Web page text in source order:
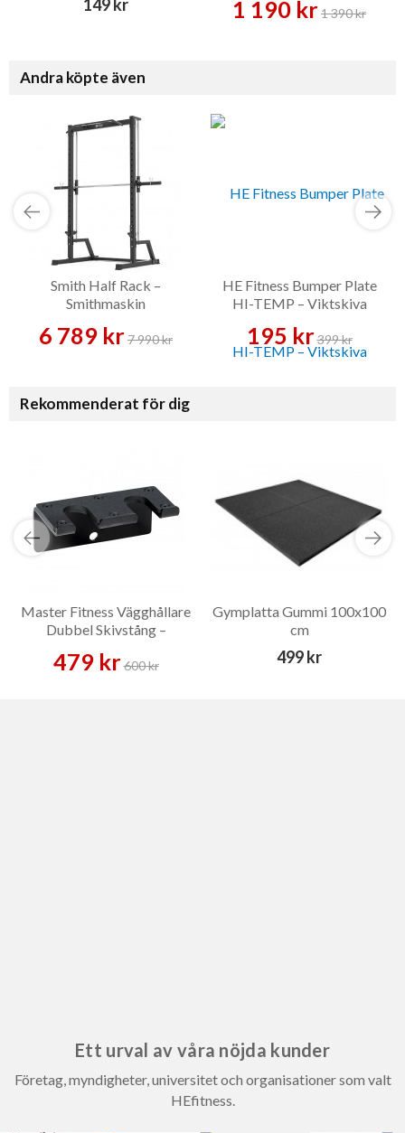
149 kr 1 190 kr1 390 kr
Andra köpte även
Smith Half Rack –
Smithmaskin
6 789 kr7 990 kr
HE Fitness Bumper Plate
HI-TEMP – Viktskiva
195 kr399 kr
Rekommenderat för dig
Master Fitness Vägghållare
Dubbel Skivstång –
479 kr600 kr
Gymplatta Gummi 100x100
cm
499 kr
Ett urval av våra nöjda kunder
Företag, myndigheter, universitet och organisationer som valt
HEfitness.